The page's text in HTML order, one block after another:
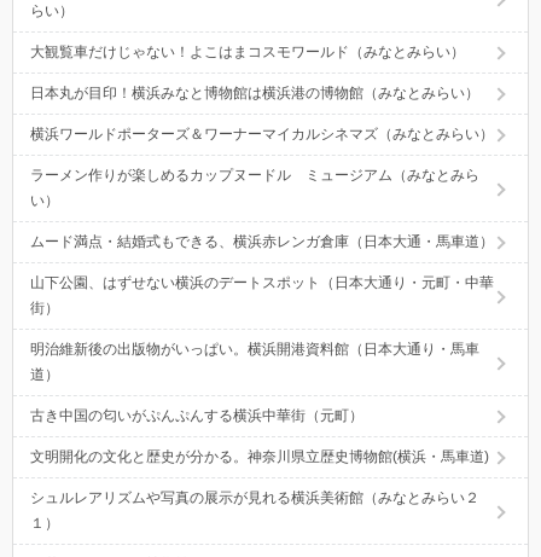
らい）
大観覧車だけじゃない！よこはまコスモワールド（みなとみらい）
日本丸が目印！横浜みなと博物館は横浜港の博物館（みなとみらい）
横浜ワールドポーターズ＆ワーナーマイカルシネマズ（みなとみらい）
ラーメン作りが楽しめるカップヌードル ミュージアム（みなとみら
い）
ムード満点・結婚式もできる、横浜赤レンガ倉庫（日本大通・馬車道）
山下公園、はずせない横浜のデートスポット（日本大通り・元町・中華
街）
明治維新後の出版物がいっぱい。横浜開港資料館（日本大通り・馬車
道）
古き中国の匂いがぷんぷんする横浜中華街（元町）
文明開化の文化と歴史が分かる。神奈川県立歴史博物館(横浜・馬車道)
シュルレアリズムや写真の展示が見れる横浜美術館（みなとみらい２
１）